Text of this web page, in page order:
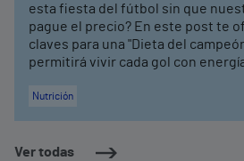
Ver todas
esta fiesta del fútbol sin que
pague el precio? En este post te
claves para una "Dieta del
permitirá vivir cada gol con
Nutrición